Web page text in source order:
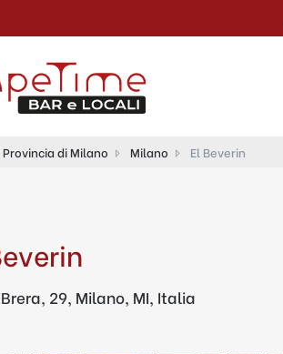
Provincia di Milano Milano El Beverin
29, Milano, MI, Italia